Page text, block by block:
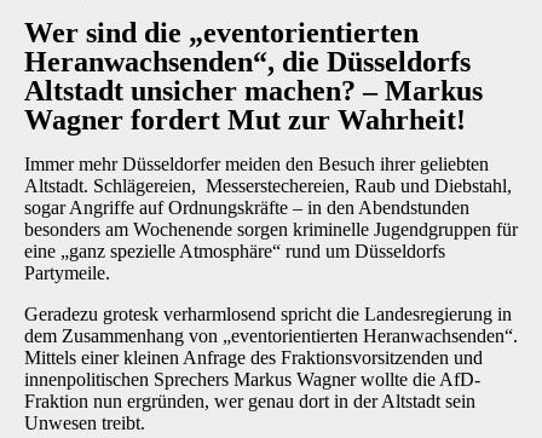
Wer sind die „eventorientierten
Heranwachsenden“, die Düsseldorfs
Altstadt unsicher machen? – Markus
Wagner fordert Mut zur Wahrheit!
Immer mehr Düsseldorfer meiden den Besuch ihrer geliebten
Altstadt. Schlägereien, Messerstechereien, Raub und Diebstahl,
sogar Angriffe auf Ordnungskräfte – in den Abendstunden
besonders am Wochenende sorgen kriminelle Jugendgruppen für
eine „ganz spezielle Atmosphäre“ rund um Düsseldorfs
Partymeile.
Geradezu grotesk verharmlosend spricht die Landesregierung in
dem Zusammenhang von „eventorientierten Heranwachsenden“.
Mittels einer kleinen Anfrage des Fraktionsvorsitzenden und
innenpolitischen Sprechers Markus Wagner wollte die AfD-
Fraktion nun ergründen, wer genau dort in der Altstadt sein
Unwesen treibt.